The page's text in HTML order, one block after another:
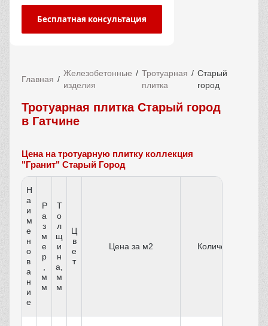
Бесплатная консультация
Главная
Железобетонные
изделия
Тротуарная
плитка
Старый
город
Тротуарная плитка Старый город
в Гатчине
Цена на тротуарную плитку коллекция
"Гранит" Старый Город
Н
а
и
м
е
н
о
в
а
н
и
е
Р
а
з
м
е
р
м
м
Т
о
л
щ
и
н
а,
м
м
Ц
в
е
т
Цена за м2 Количество